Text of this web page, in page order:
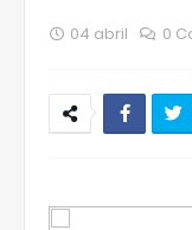
04 abril 0